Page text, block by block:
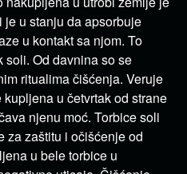
u stanju da apsorbuje
u kontakt sa njom. To
Od davnina so se
ritualima čišćenja. Veruje
u četvrtak od strane
njenu moć. Torbice soli
za zaštitu i očišćenje od
u bele torbice u